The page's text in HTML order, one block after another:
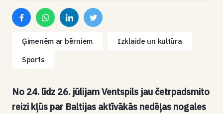
Ģimenēm ar bērniem
Izklaide un kultūra
Sports
No 24. līdz 26. jūlijam Ventspils jau četrpadsmito
reizi kļūs par Baltijas aktīvākās nedēļas nogales